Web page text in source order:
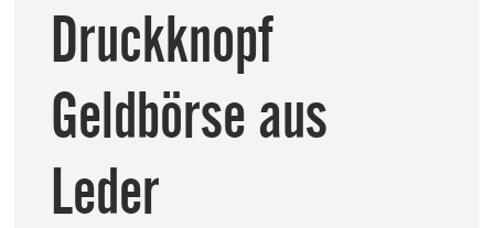
Druckknopf
Geldbörse aus
Leder